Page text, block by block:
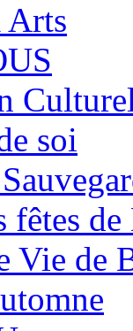
Arts
soi
fêtes
Vie de